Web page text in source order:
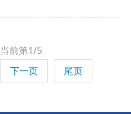
当前第1/5
下一页 尾页